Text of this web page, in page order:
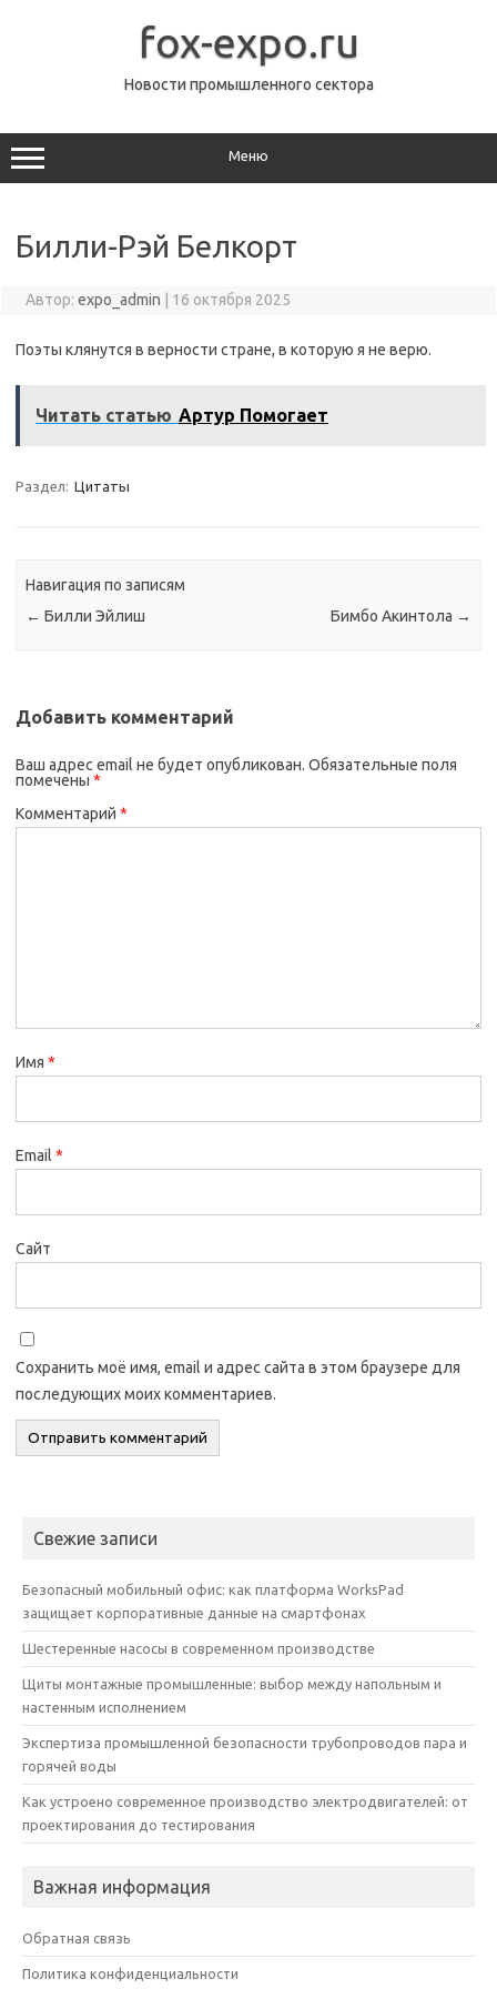
fox-expo.ru
Новости промышленного сектора
Меню
Билли-Рэй Белкорт
Автор: expo_admin 16 октября 2025
Поэты клянутся в верности стране, в которую я не верю.
Читать статью Артур Помогает
Раздел: Цитаты
Навигация по записям
← Билли Эйлиш Бимбо Акинтола →
Добавить комментарий
Ваш адрес email не будет опубликован. Обязательные поля
помечены *
Комментарий *
Имя *
Email *
Сайт
Сохранить моё имя, email и адрес сайта в этом браузере для
последующих моих комментариев.
Свежие записи
Безопасный мобильный офис: как платформа WorksPad
защищает корпоративные данные на смартфонах
Шестеренные насосы в современном производстве
Щиты монтажные промышленные: выбор между напольным и
настенным исполнением
Экспертиза промышленной безопасности трубопроводов пара и
горячей воды
Как устроено современное производство электродвигателей: от
проектирования до тестирования
Важная информация
Обратная связь
Политика конфиденциальности